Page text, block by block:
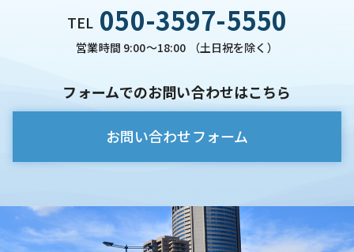
TEL 050-3597-5550
営業時間 9:00～18:00 （土日祝を除く）
フォームでのお問い合わせはこちら
お問い合わせフォーム